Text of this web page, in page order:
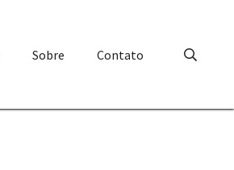
Sobre Contato